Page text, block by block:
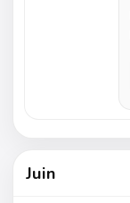
Juin